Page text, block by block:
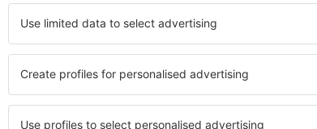
finden Sie Unterkünfte für jede
mit unterschiedlichen
Die
Angebot